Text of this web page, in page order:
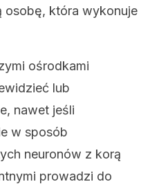
osobę, która wykonuje
ośrodkami
lub
nawet jeśli
w sposób
neuronów z korą
prowadzi do